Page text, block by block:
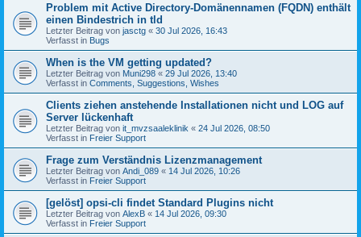
Problem mit Active Directory-Domänennamen (FQDN) enthält
einen Bindestrich in tld
Letzter Beitrag von jasctg « 30 Jul 2026, 16:43
Verfasst in Bugs
When is the VM getting updated?
Letzter Beitrag von Muni298 « 29 Jul 2026, 13:40
Verfasst in Comments, Suggestions, Wishes
Clients ziehen anstehende Installationen nicht und LOG auf
Server lückenhaft
Letzter Beitrag von it_mvzsaaleklinik « 24 Jul 2026, 08:50
Verfasst in Freier Support
Frage zum Verständnis Lizenzmanagement
Letzter Beitrag von Andi_089 « 14 Jul 2026, 10:26
Verfasst in Freier Support
[gelöst] opsi-cli findet Standard Plugins nicht
Letzter Beitrag von AlexB « 14 Jul 2026, 09:30
Verfasst in Freier Support